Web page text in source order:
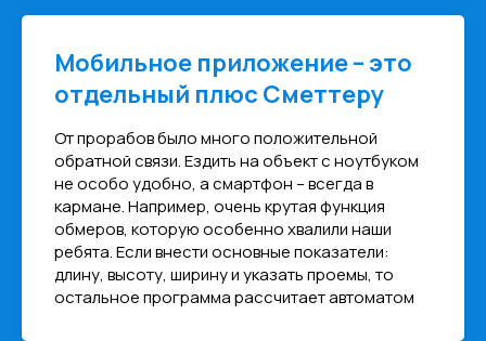
Мобильное приложение – это
отдельный плюс Сметтеру
От прорабов было много положительной
обратной связи. Ездить на объект с ноутбуком
не особо удобно, а смартфон – всегда в
кармане. Например, очень крутая функция
обмеров, которую особенно хвалили наши
ребята. Если внести основные показатели:
длину, высоту, ширину и указать проемы, то
остальное программа рассчитает автоматом